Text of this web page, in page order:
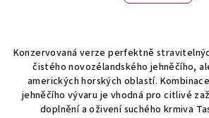
Konzervovaná verze perfektně
čistého novozélandského jehněčího,
amerických horských oblastí.
jehněčího vývaru je vhodná pro citlivé
doplnění a oživení suchého krmiva